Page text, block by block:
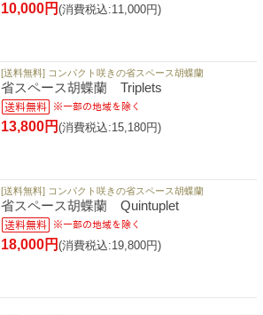
10,000円 (消費税込:11,000円)
[送料無料] コンパクト咲きの省スペース胡蝶蘭
省スペース胡蝶蘭 Triplets
13,800円 (消費税込:15,180円)
[送料無料] コンパクト咲きの省スペース胡蝶蘭
省スペース胡蝶蘭 Quintuplet
18,000円 (消費税込:19,800円)